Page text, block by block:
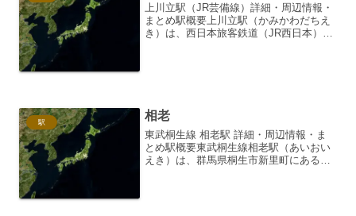
上川立駅（JR芸備線）詳細・周辺情報・
まとめ駅概要上川立駅（かみかわだちえ
き）は、西日本旅客鉄道（JR西日本）の
駅 相老
東武桐生線 相老駅 詳細・周辺情報・ま
とめ駅概要東武桐生線相老駅（あいおい
えき）は、群馬県桐生市新里町にある東